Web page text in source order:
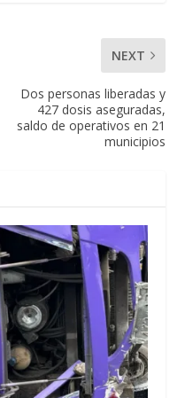
NEXT
Dos personas liberadas y
427 dosis aseguradas,
saldo de operativos en 21
municipios